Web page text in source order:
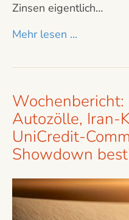
Zinsen eigentlich…
Mehr lesen ...
Autozölle, Iran-
UniCredit-
Showdown